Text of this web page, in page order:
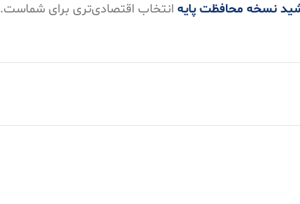
نسخه محافظت پایه انتخاب اقتصادی‌تری برای شماست.